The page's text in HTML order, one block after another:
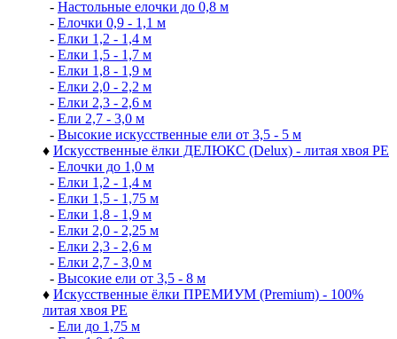
- Настольные елочки до 0,8 м
- Елочки 0,9 - 1,1 м
- Елки 1,2 - 1,4 м
- Елки 1,5 - 1,7 м
- Елки 1,8 - 1,9 м
- Елки 2,0 - 2,2 м
- Елки 2,3 - 2,6 м
- Ели 2,7 - 3,0 м
- Высокие искусственные ели от 3,5 - 5 м
♦ Искусственные ёлки ДЕЛЮКС (Delux) - литая хвоя РЕ
- Елочки до 1,0 м
- Елки 1,2 - 1,4 м
- Елки 1,5 - 1,75 м
- Елки 1,8 - 1,9 м
- Елки 2,0 - 2,25 м
- Елки 2,3 - 2,6 м
- Елки 2,7 - 3,0 м
- Высокие ели от 3,5 - 8 м
♦ Искусственные ёлки ПРЕМИУМ (Premium) - 100%
литая хвоя РЕ
- Ели до 1,75 м